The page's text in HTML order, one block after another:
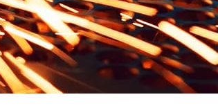
HU
TH
PL